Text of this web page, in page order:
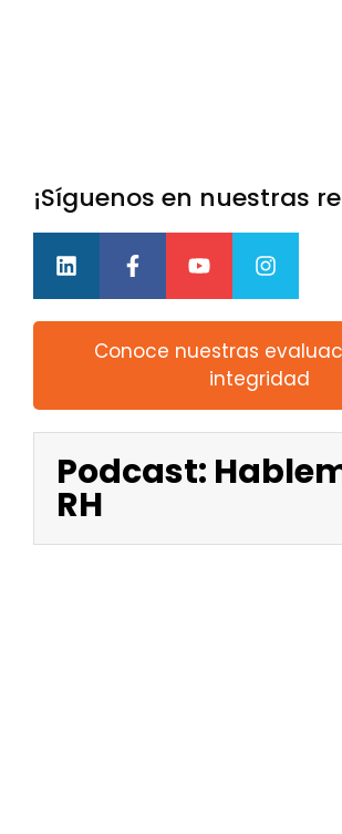
¡Síguenos en nuestras
Conoce nuestras
integridad
Podcast:
RH